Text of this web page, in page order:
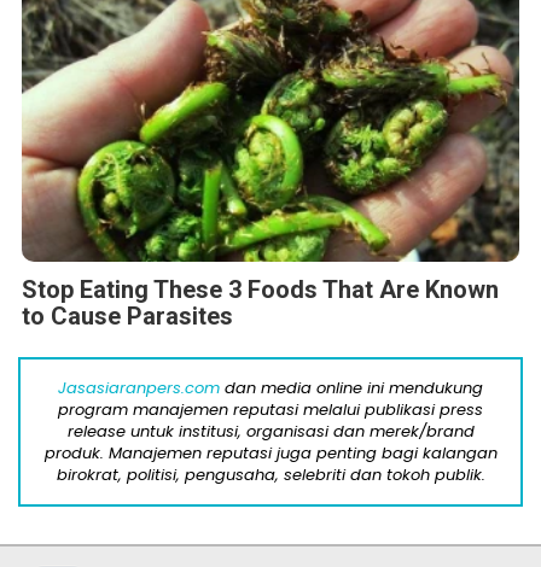
Stop Eating These 3 Foods That Are Known
to Cause Parasites
Jasasiaranpers.com dan media online ini mendukung
program manajemen reputasi melalui publikasi press
release untuk institusi, organisasi dan merek/brand
produk. Manajemen reputasi juga penting bagi kalangan
birokrat, politisi, pengusaha, selebriti dan tokoh publik.